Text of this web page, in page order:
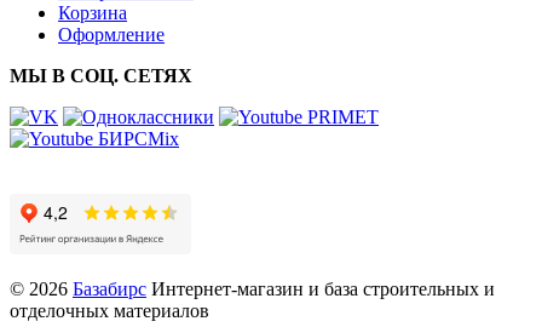
Корзина
Оформление
МЫ В СОЦ. СЕТЯХ
© 2026 Базабирс Интернет-магазин и база строительных и
отделочных материалов